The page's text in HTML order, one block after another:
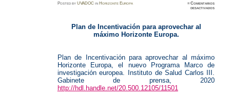
PostedbyUVADOC in Horizonte Europa ≈Comentarios
desactivadosen
Plan de Incentivación para aprovechar al
máximo Horizonte Europa.
Plan de Incentivación para aprovechar al máximo
Horizonte Europa, el nuevo Programa Marco de
investigación europea. Instituto de Salud Carlos III.
Gabinete de prensa, 2020
http://hdl.handle.net/20.500.12105/11501